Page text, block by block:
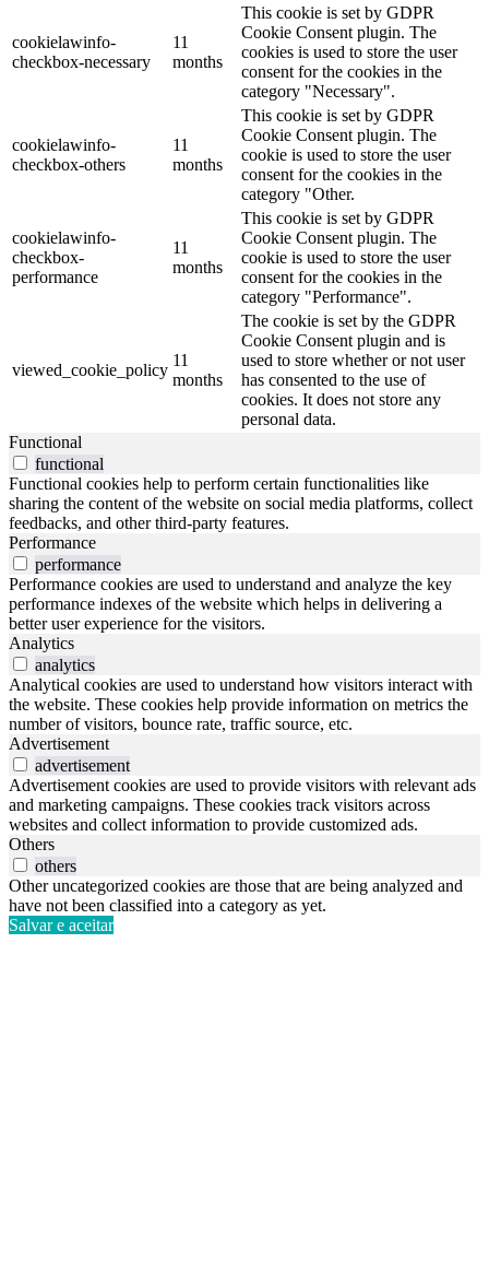
cookielawinfo-
checkbox-necessary
11
months
This cookie is set by GDPR
Cookie Consent plugin. The
cookies is used to store the user
consent for the cookies in the
category "Necessary".
cookielawinfo-
checkbox-others
11
months
This cookie is set by GDPR
Cookie Consent plugin. The
cookie is used to store the user
consent for the cookies in the
category "Other.
cookielawinfo-
checkbox-
performance
11
months
This cookie is set by GDPR
Cookie Consent plugin. The
cookie is used to store the user
consent for the cookies in the
category "Performance".
viewed_cookie_policy
11
months
The cookie is set by the GDPR
Cookie Consent plugin and is
used to store whether or not user
has consented to the use of
cookies. It does not store any
personal data.
Functional
functional
Functional cookies help to perform certain functionalities like
sharing the content of the website on social media platforms, collect
feedbacks, and other third-party features.
Performance
performance
Performance cookies are used to understand and analyze the key
performance indexes of the website which helps in delivering a
better user experience for the visitors.
Analytics
analytics
Analytical cookies are used to understand how visitors interact with
the website. These cookies help provide information on metrics the
number of visitors, bounce rate, traffic source, etc.
Advertisement
advertisement
Advertisement cookies are used to provide visitors with relevant ads
and marketing campaigns. These cookies track visitors across
websites and collect information to provide customized ads.
Others
others
Other uncategorized cookies are those that are being analyzed and
have not been classified into a category as yet.
Salvar e aceitar